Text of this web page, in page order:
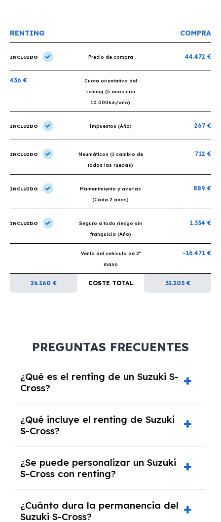
RENTING COMPRA
INCLUIDO Precio de compra 44.472 €
436 €
Cuota orientativa del
renting (5 años con
10.000km/año)
INCLUIDO Impuestos (Año) 267 €
INCLUIDO
Neumáticos (1 cambio de
todas las ruedas)
712 €
INCLUIDO
Mantenimiento y averías
(Cada 2 años)
889 €
INCLUIDO
Seguro a todo riesgo sin
franquicia (Año)
1.334 €
Venta del vehículo de 2ª
mano
-16.471 €
26.160 € COSTE TOTAL 31.203 €
PREGUNTAS FRECUENTES
¿Qué es el renting de un Suzuki S-
Cross?
de alquiler a largo plazo en el que pagas una
cuota mensual fija por el uso del coche
durante un periodo determinado,
generalmente entre 2 y 5 años.
¿Qué incluye el renting de Suzuki
S-Cross?
seguro a todo riesgo, mantenimiento,
reparaciones, impuestos, asistencia en
carretera y gestión de la documentación.
¿Se puede personalizar un Suzuki
S-Cross con renting?
opciones y equipamiento adicional, siempre y
cuando lo pactes con la empresa de renting.
¿Cuánto dura la permanencia del
Suzuki S-Cross?